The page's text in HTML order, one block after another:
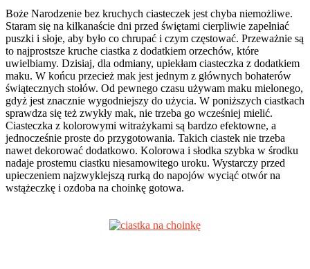
Boże Narodzenie bez kruchych ciasteczek jest chyba niemożliwe.
Staram się na kilkanaście dni przed świętami cierpliwie zapełniać
puszki i słoje, aby było co chrupać i czym częstować. Przeważnie są
to najprostsze kruche ciastka z dodatkiem orzechów, które
uwielbiamy. Dzisiaj, dla odmiany, upiekłam ciasteczka z dodatkiem
maku. W końcu przecież mak jest jednym z głównych bohaterów
świątecznych stołów. Od pewnego czasu używam maku mielonego,
gdyż jest znacznie wygodniejszy do użycia. W poniższych ciastkach
sprawdza się też zwykły mak, nie trzeba go wcześniej mielić.
Ciasteczka z kolorowymi witrażykami są bardzo efektowne, a
jednocześnie proste do przygotowania. Takich ciastek nie trzeba
nawet dekorować dodatkowo. Kolorowa i słodka szybka w środku
nadaje prostemu ciastku niesamowitego uroku. Wystarczy przed
upieczeniem najzwyklejszą rurką do napojów wyciąć otwór na
wstążeczkę i ozdoba na choinkę gotowa.